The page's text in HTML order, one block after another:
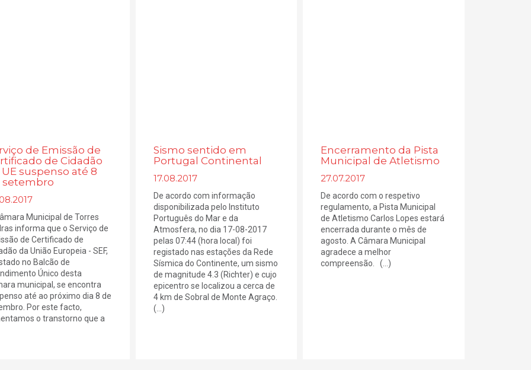
de Emissão de
de Cidadão
suspenso até 8
setembro
Municipal de Torres
informa que o Serviço de
de Certificado de
da União Europeia - SEF,
no Balcão de
Único desta
municipal, se encontra
até ao próximo dia 8 de
Por este facto,
o transtorno que a
Sismo sentido em
Portugal Continental
17.08.2017
De acordo com informação
disponibilizada pelo Instituto
Português do Mar e da
Atmosfera, no dia 17-08-2017
pelas 07:44 (hora local) foi
registado nas estações da Rede
Sísmica do Continente, um sismo
de magnitude 4.3 (Richter) e cujo
epicentro se localizou a cerca de
4 km de Sobral de Monte Agraço.
(...)
Encerramento da Pista
Municipal de Atletismo
27.07.2017
De acordo com o respetivo
regulamento, a Pista Municipal
de Atletismo Carlos Lopes estará
encerrada durante o mês de
agosto. A Câmara Municipal
agradece a melhor
compreensão. (...)